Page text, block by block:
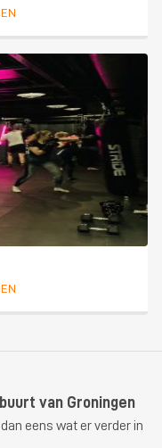
van Groningen
eens wat er verder in